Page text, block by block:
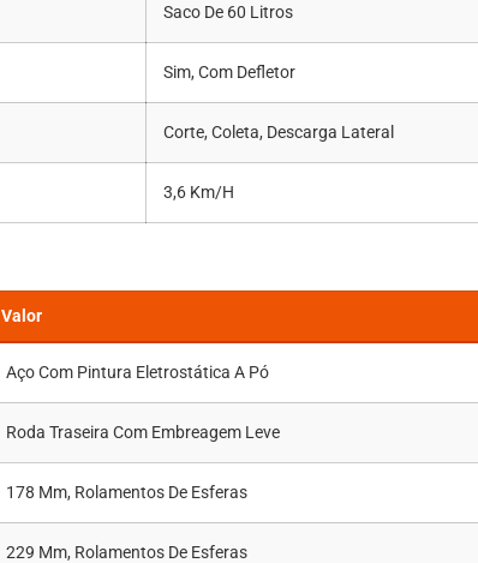
Saco De 60 Litros
Sim, Com Defletor
Corte, Coleta, Descarga Lateral
3,6 Km/h
Valor
Aço Com Pintura Eletrostática A Pó
Roda Traseira Com Embreagem Leve
178 Mm, Rolamentos De Esferas
229 Mm, Rolamentos De Esferas